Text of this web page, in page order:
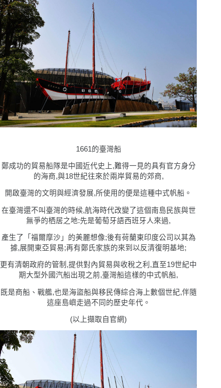
1661的臺灣船
鄭成功的貿易船隊是中國近代史上,難得一見的具有官方身分
的海商,與18世紀往來於兩岸貿易的郊商,
開啟臺灣的文明與經濟發展,所使用的便是這種中式帆船。
在臺灣還不叫臺灣的時候,航海時代改變了這個南島民族與世
無爭的栖居之地:先是葡萄牙語西班牙人來過,
產生了「福爾摩沙」的美麗想像;後有荷蘭東印度公司以其為
據,展開東亞貿易;再有鄭氏家族的來到以反清復明基地;
更有清朝政府的管制,提供對內貿易與收稅之利,直至19世紀中
期大型外國汽船出現之前,臺灣船這樣的中式帆船,
既是商船、戰艦,也是海盜船與移民傳綜合海上數個世紀,伴隨
這座島嶼走過不同的歷史年代。
(以上擷取自官網)